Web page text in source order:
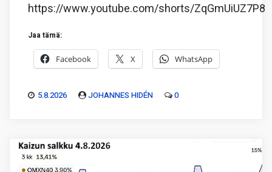
https://www.youtube.com/shorts/ZqGmUiUZ7P8
Jaa tämä:
Facebook X WhatsApp
5.8.2026 JOHANNES HIDÉN 0